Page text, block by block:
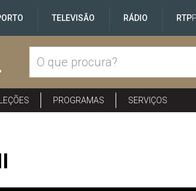
TELEVISÃO RÁDIO RTP
PROGRAMAS SERVIÇOS